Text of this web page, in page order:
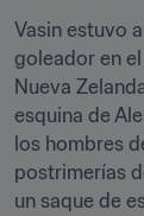
Vasin estuvo
goleador en
Nueva
esquina de
los hombres
postrimerías
un saque de